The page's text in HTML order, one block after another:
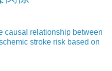
causal relationship between
stroke risk based on